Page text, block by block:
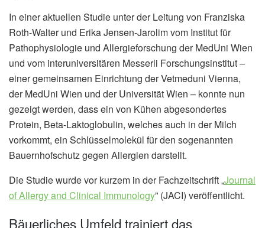
In einer aktuellen Studie unter der Leitung von Franziska
Roth-Walter und Erika Jensen-Jarolim vom Institut für
Pathophysiologie und Allergieforschung der MedUni Wien
und vom interuniversitären Messerli Forschungsinstitut –
einer gemeinsamen Einrichtung der Vetmeduni Vienna,
der MedUni Wien und der Universität Wien – konnte nun
gezeigt werden, dass ein von Kühen abgesondertes
Protein, Beta-Laktoglobulin, welches auch in der Milch
vorkommt, ein Schlüsselmolekül für den sogenannten
Bauernhofschutz gegen Allergien darstellt.
Die Studie wurde vor kurzem in der Fachzeitschrift „Journal
of Allergy and Clinical Immunology” (JACI) veröffentlicht.
Bäuerliches Umfeld trainiert das